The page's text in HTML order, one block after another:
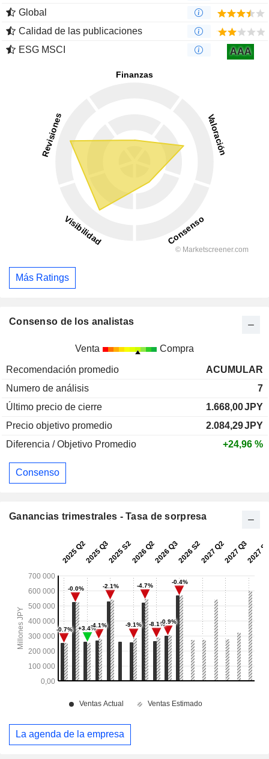
Global
Calidad de las publicaciones
ESG MSCI
AAA
Más Ratings
Consenso de los analistas
Venta Compra
Recomendación promedio
ACUMULAR
Numero de análisis
7
Último precio de cierre
1.668,00JPY
Precio objetivo promedio
2.084,29JPY
Diferencia / Objetivo Promedio
+24,96 %
Consenso
Ganancias trimestrales - Tasa de sorpresa
La agenda de la empresa